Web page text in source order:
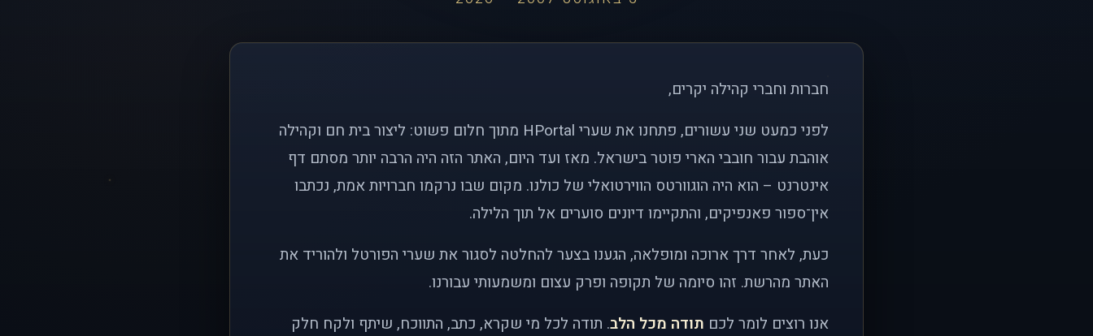
חברות וחברי קהילה יקרים,
לפני כמעט שני עשורים, פתחנו את שערי HPortal מתוך חלום פשוט: ליצור בית חם וקהילה
אוהבת עבור חובבי הארי פוטר בישראל. מאז ועד היום, האתר הזה היה הרבה יותר מסתם דף
אינטרנט – הוא היה הוגוורטס הווירטואלי של כולנו. מקום שבו נרקמו חברויות אמת, נכתבו
אין־ספור פאנפיקים, והתקיימו דיונים סוערים אל תוך הלילה.
כעת, לאחר דרך ארוכה ומופלאה, הגענו בצער להחלטה לסגור את שערי הפורטל ולהוריד את
האתר מהרשת. זהו סיומה של תקופה ופרק עצום ומשמעותי עבורנו.
אנו רוצים לומר לכם תודה מכל הלב. תודה לכל מי שקרא, כתב, התווכח, שיתף ולקח חלק